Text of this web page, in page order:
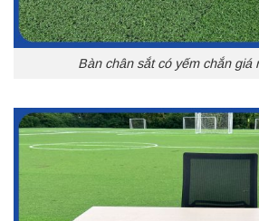
Bàn chân sắt có yếm chắn giá